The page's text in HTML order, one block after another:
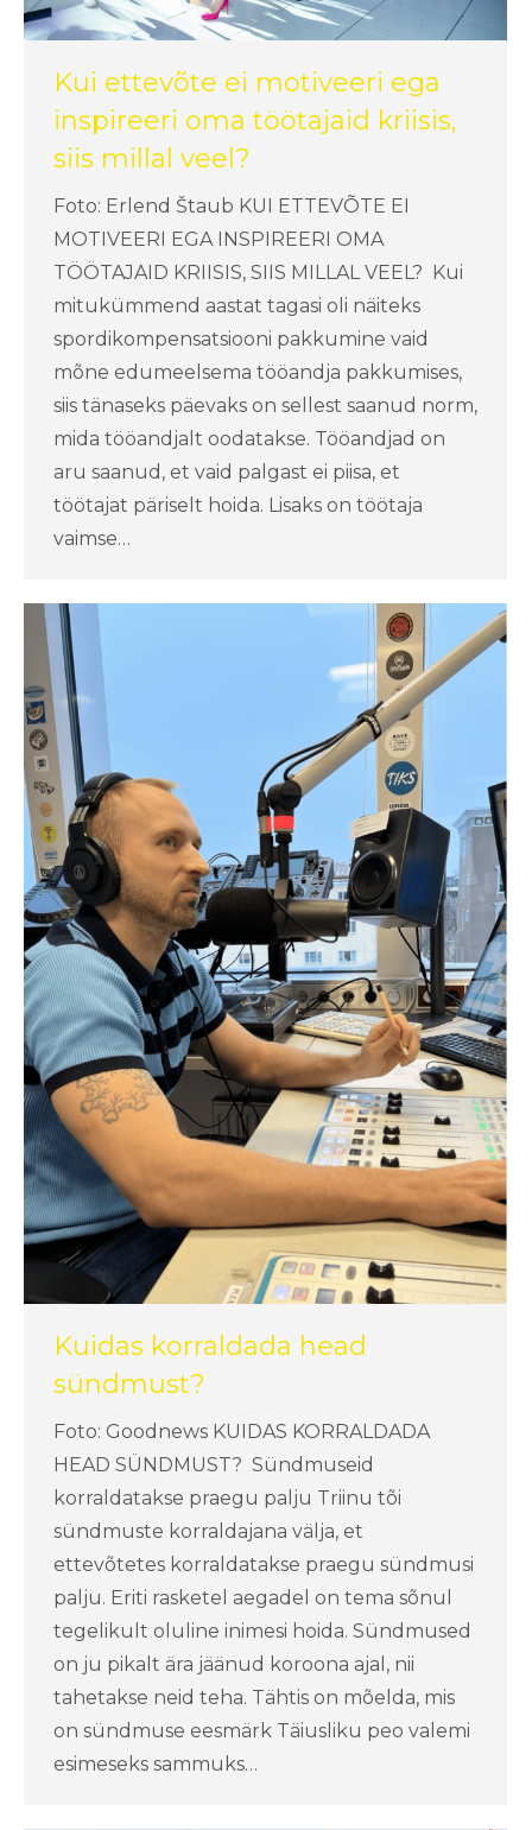
Kui ettevõte ei motiveeri ega
inspireeri oma töötajaid kriisis,
siis millal veel?
Foto: Erlend Štaub KUI ETTEVÕTE EI
MOTIVEERI EGA INSPIREERI OMA
TÖÖTAJAID KRIISIS, SIIS MILLAL VEEL? Kui
mitukümmend aastat tagasi oli näiteks
spordikompensatsiooni pakkumine vaid
mõne edumeelsema tööandja pakkumises,
siis tänaseks päevaks on sellest saanud norm,
mida tööandjalt oodatakse. Tööandjad on
aru saanud, et vaid palgast ei piisa, et
töötajat päriselt hoida. Lisaks on töötaja
vaimse…
Kuidas korraldada head
sündmust?
Foto: Goodnews KUIDAS KORRALDADA
HEAD SÜNDMUST? Sündmuseid
korraldatakse praegu palju Triinu tõi
sündmuste korraldajana välja, et
ettevõtetes korraldatakse praegu sündmusi
palju. Eriti rasketel aegadel on tema sõnul
tegelikult oluline inimesi hoida. Sündmused
on ju pikalt ära jäänud koroona ajal, nii
tahetakse neid teha. Tähtis on mõelda, mis
on sündmuse eesmärk Täiusliku peo valemi
esimeseks sammuks…